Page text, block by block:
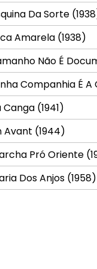
Da Sorte
Amarela (1938)
Não É
Companhia É
Canga (1941)
Avant (1944)
Pró Oriente
Dos Anjos (1958)